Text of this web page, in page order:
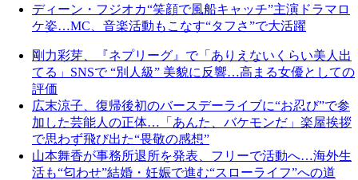
ディーン・フジオカ“笑顔で風船キャッチ”主演ドラマロ
ケ姿…MC、音楽活動もこなす“タフさ”で大活躍
剛力彩芽、『ネプリーグ』で「ありえないくらい美人出
てる」SNSで “別人級” 美貌に反響…高まる女優としての
評価
広末涼子、復帰後初のバースデーライブに“お忍び”で参
加した芸能人の正体…「あんた、バケモンだ」楽屋挨拶
で思わず飛び出た“畏敬の感想”
山本舞香が事務所退所を発表、フリーで活動へ…海外生
活も“匂わせ”結婚・妊娠で進む“スローライフ”への道